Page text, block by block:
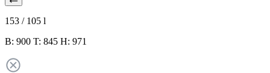
153 / 105 l
B: 900 T: 845 H: 971